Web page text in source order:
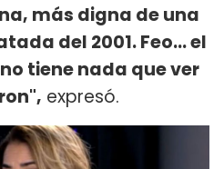
más digna de una
del 2001. Feo... el
tiene nada que ver
expresó.